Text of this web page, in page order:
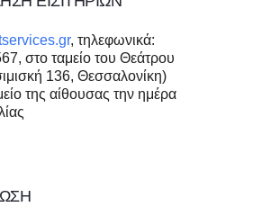
, τηλεφωνικά:
στο ταμείο του Θεάτρου
136, Θεσσαλονίκη)
της αίθουσας την ημέρα